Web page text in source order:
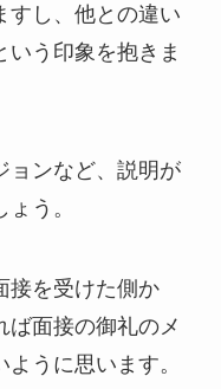
すし、他との違い
いう印象を抱きま
ョンなど、説明が
う。
接を受けた側か
ば面接の御礼のメ
うに思います。